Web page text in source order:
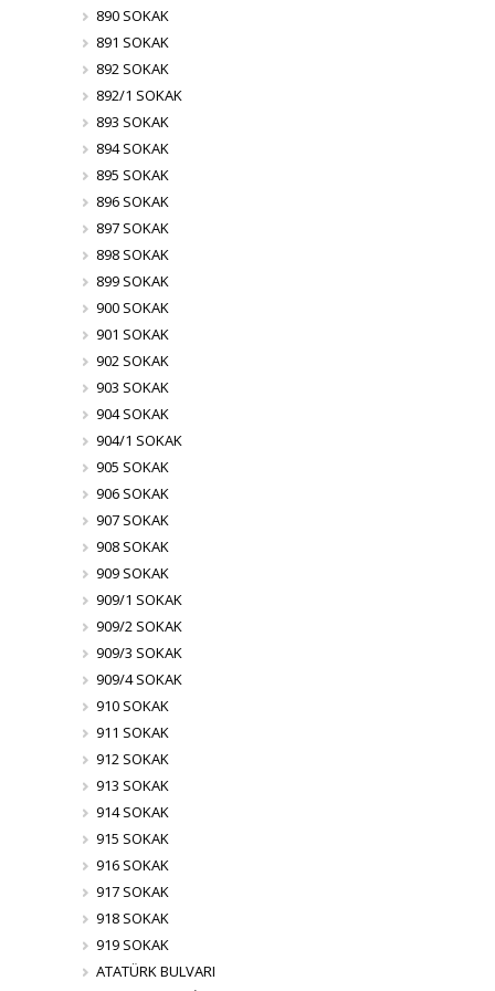
890 SOKAK
891 SOKAK
892 SOKAK
892/1 SOKAK
893 SOKAK
894 SOKAK
895 SOKAK
896 SOKAK
897 SOKAK
898 SOKAK
899 SOKAK
900 SOKAK
901 SOKAK
902 SOKAK
903 SOKAK
904 SOKAK
904/1 SOKAK
905 SOKAK
906 SOKAK
907 SOKAK
908 SOKAK
909 SOKAK
909/1 SOKAK
909/2 SOKAK
909/3 SOKAK
909/4 SOKAK
910 SOKAK
911 SOKAK
912 SOKAK
913 SOKAK
914 SOKAK
915 SOKAK
916 SOKAK
917 SOKAK
918 SOKAK
919 SOKAK
ATATÜRK BULVARI